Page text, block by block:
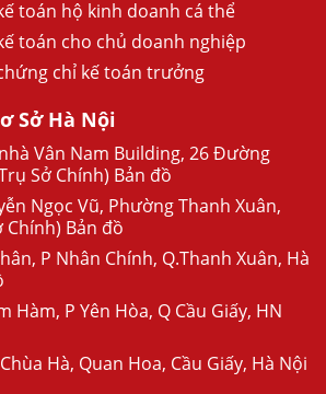
toán hộ kinh doanh cá thể
toán cho chủ doanh nghiệp
chỉ kế toán trưởng
Sở Hà Nội
Vân Nam Building, 26 Đường
Sở Chính) Bản đồ
Ngọc Vũ, Phường Thanh Xuân,
Chính) Bản đồ
P Nhân Chính, Q.Thanh Xuân, Hà
Hàm, P Yên Hòa, Q Cầu Giấy, HN
Hà, Quan Hoa, Cầu Giấy, Hà Nội